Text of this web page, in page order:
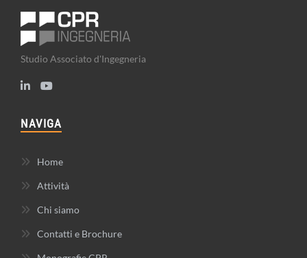
Studio Associato d'Ingegneria
NAVIGA
Home
Attività
Chi siamo
Contatti e Brochure